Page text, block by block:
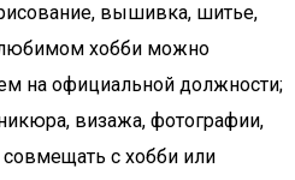
вышивка, шитье,
любимом хобби можно
на официальной должности;
визажа, фотографии,
с хобби или